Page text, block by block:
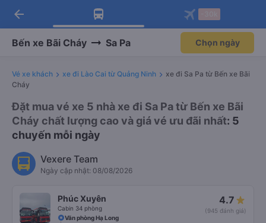
Tải app Vexere ngay!
Nhận ưu đãi thành viên độc
Mở app
Tải app Vexere
-30k/ghế khi đặt vé máy bay qua
Mở app
arrow_back
Bến xe Bãi Cháy Sa Pa Chọn ngày
Vé xe khách xe đi Lào Cai từ Quảng Ninh
xe đi Sa Pa từ Bến xe Bãi
Cháy
Đặt mua vé xe 5 nhà xe đi Sa Pa từ Bến xe Bãi
Cháy chất lượng cao và giá vé ưu đãi nhất: 5
chuyến mỗi ngày
Vexere Team
Ngày cập nhật: 08/08/2026
Phúc Xuyên
Cabin 34 phòng
4.7
(945 đánh giá)
Văn phòng Hạ Long